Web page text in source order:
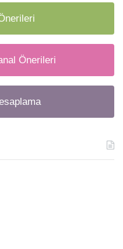
Önerileri